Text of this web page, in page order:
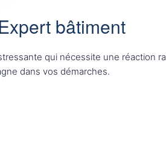
bâtiment
qui nécessite une
dans vos démarches.